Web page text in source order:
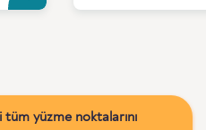
yüzme noktalarını